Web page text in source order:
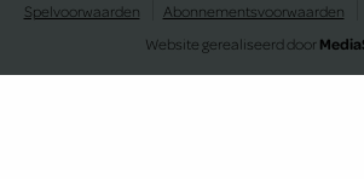
Spelvoorwaarden
Abonnementsvoorwaarden
Website gerealiseerd door